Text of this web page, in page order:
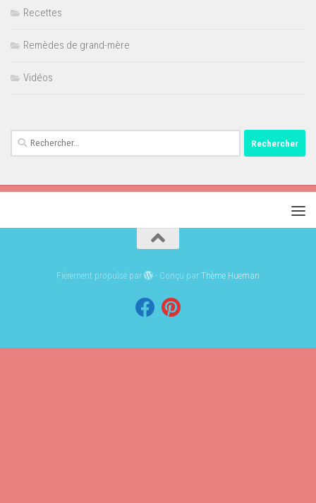
Recettes
Remèdes de grand-mère
Vidéos
Rechercher :
Fièrement propulsé par - Conçu parThème Hueman